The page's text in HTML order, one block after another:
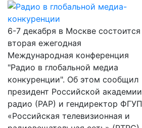
6-7 декабря в Москве состоится
вторая ежегодная
Международная конференция
"Радио в глобальной медиа
конкуренции". Об этом сообщил
президент Российской академии
радио (РАР) и гендиректор ФГУП
«Российская телевизионная и